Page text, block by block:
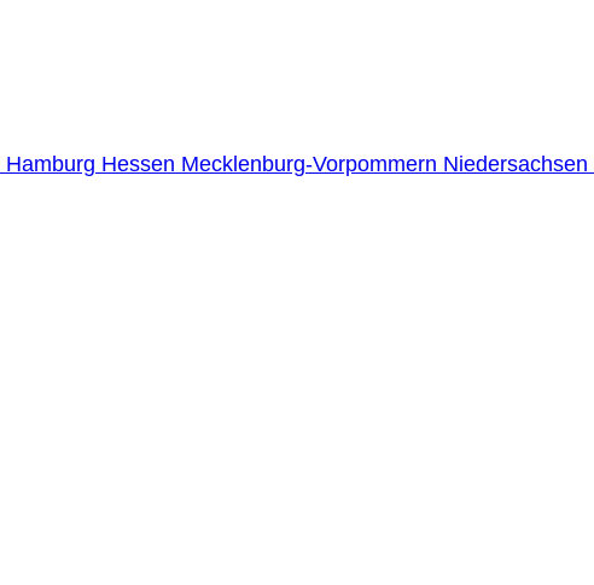
Hamburg Hessen Mecklenburg-Vorpommern Niedersachsen